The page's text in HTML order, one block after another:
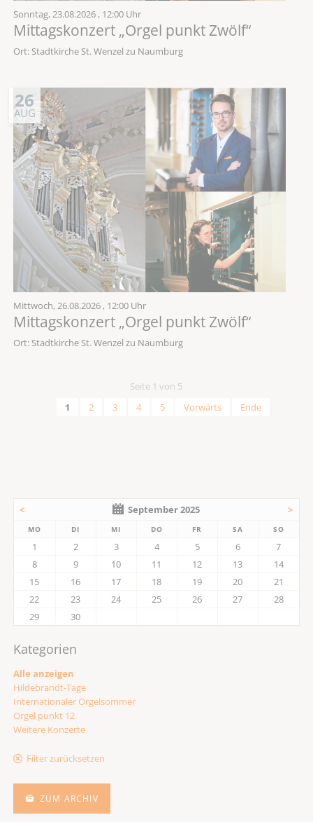
Sonntag,23.08.2026 , 12:00 Uhr
Mittagskonzert „Orgel punkt Zwölf“
Ort: Stadtkirche St. Wenzel zu Naumburg
26
AUG
Mittwoch,26.08.2026 , 12:00 Uhr
Mittagskonzert „Orgel punkt Zwölf“
Ort: Stadtkirche St. Wenzel zu Naumburg
Seite 1 von 5
1
2 3 4 5 Vorwärts Ende
< September 2025 >
MO DI MI DO FR SA SO
1 2 3 4 5 6
7
8
9 10 11 12 13
14
15
16 17 18 19 20
21
22
23 24 25 26 27
28
29
30
Kategorien
Alle anzeigen
Hildebrandt-Tage
Internationaler Orgelsommer
Orgel punkt 12
Weitere Konzerte
Filter zurücksetzen
ZUM ARCHIV